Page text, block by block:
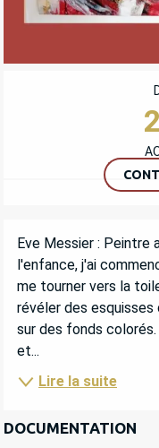
OUVERTURE
DESCRIPTION
Eve Messier : Peintre
l'enfance, j'ai
me tourner vers la
révéler des
sur des fonds
et...
Lire la suite
DOCUMENTATION